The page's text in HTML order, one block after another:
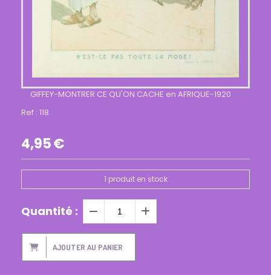
GIFFEY-MONTRER CE QU'ON CACHE en AFRIQUE-1920
Ref : 118
4,95€
1 produit en stock
Quantité :
AJOUTER AU PANIER